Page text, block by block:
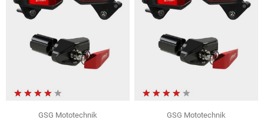
GSG Mototechnik
GSG Mototechnik